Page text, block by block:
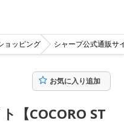
ョッピング シャープ公式通販サ
お気に入り追加
【COCORO ST